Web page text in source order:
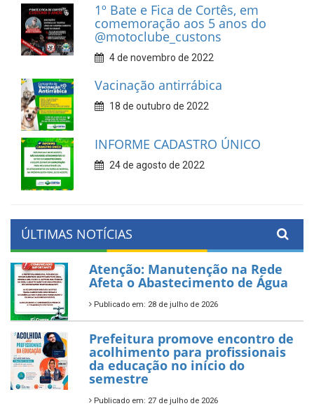
1º Bate e Fica de Cortês, em
comemoração aos 5 anos do
@motoclube_custons
4 de novembro de 2022
Vacinação antirrábica
18 de outubro de 2022
INFORME CADASTRO ÚNICO
24 de agosto de 2022
ÚLTIMAS NOTÍCIAS
Atenção: Manutenção na Rede
Afeta o Abastecimento de Água
Publicado em: 28 de julho de 2026
Prefeitura promove encontro de
acolhimento para profissionais
da educação no início do
semestre
Publicado em: 27 de julho de 2026